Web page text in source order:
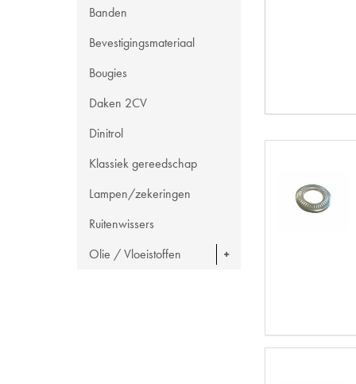
Banden
Bevestigingsmateriaal
Bougies
Daken 2CV
Dinitrol
Klassiek gereedschap
Lampen/zekeringen
Ruitenwissers
Olie / Vloeistoffen